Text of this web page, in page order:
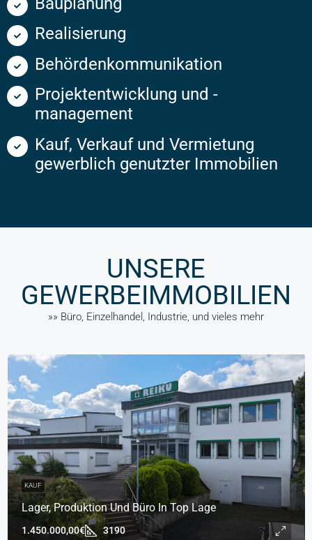
Realisierung
Behördenkommunikation
Projektentwicklung und -
management
Kauf, Verkauf und Vermietung
gewerblich genutzter Immobilien
UNSERE
GEWERBEIMMOBILIEN
»» Büro, Einzelhandel, Industrie, und vieles mehr
KAUF
Lager, Produktion Und Büro In Top Lage
1.450.000,00€ 3190